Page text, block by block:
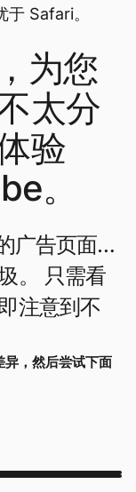
Safari。
为您
太分
验
。
广告页面…
。 只需看
注意到不
异，然后尝试下面